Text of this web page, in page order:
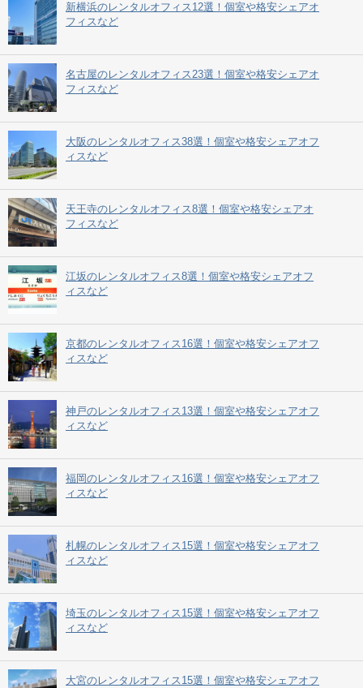
新横浜のレンタルオフィス12選！個室や格安シェアオ
フィスなど
名古屋のレンタルオフィス23選！個室や格安シェアオ
フィスなど
大阪のレンタルオフィス38選！個室や格安シェアオフ
ィスなど
天王寺のレンタルオフィス8選！個室や格安シェアオ
フィスなど
江坂のレンタルオフィス8選！個室や格安シェアオフ
ィスなど
京都のレンタルオフィス16選！個室や格安シェアオフ
ィスなど
神戸のレンタルオフィス13選！個室や格安シェアオフ
ィスなど
福岡のレンタルオフィス16選！個室や格安シェアオフ
ィスなど
札幌のレンタルオフィス15選！個室や格安シェアオフ
ィスなど
埼玉のレンタルオフィス15選！個室や格安シェアオフ
ィスなど
大宮のレンタルオフィス15選！個室や格安シェアオフ